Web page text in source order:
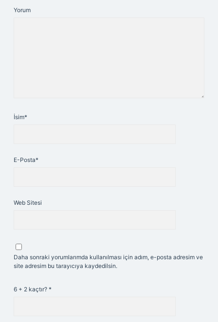
Yorum
İsim*
E-Posta*
Web Sitesi
Daha sonraki yorumlarımda kullanılması için adım, e-posta adresim ve
site adresim bu tarayıcıya kaydedilsin.
6 + 2 kaçtır? *